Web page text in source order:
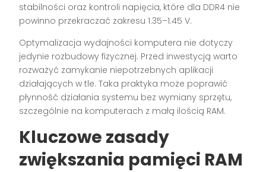
stabilności oraz kontroli napięcia, które dla DDR4 nie
powinno przekraczać zakresu 1.35–1.45 V.
Optymalizacja wydajności komputera nie dotyczy
jedynie rozbudowy fizycznej. Przed inwestycją warto
rozważyć zamykanie niepotrzebnych aplikacji
działających w tle. Taka praktyka może poprawić
płynność działania systemu bez wymiany sprzętu,
szczególnie na komputerach z małą ilością RAM.
Kluczowe zasady
zwiększania pamięci RAM